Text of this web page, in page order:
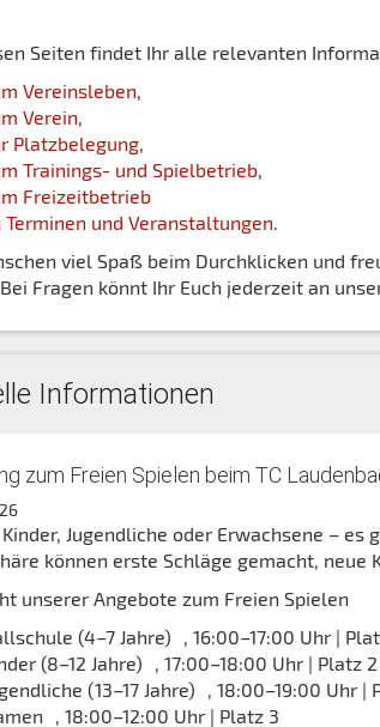
Seiten findet Ihr alle relevanten
Vereinsleben,
Verein,
Platzbelegung,
Trainings- und Spielbetrieb,
Freizeitbetrieb
Terminen und Veranstaltungen.
viel Spaß beim Durchklicken und
Fragen könnt Ihr Euch jederzeit an
Informationen
zum Freien Spielen beim TC
Kinder, Jugendliche oder Erwachsene –
können erste Schläge gemacht,
unserer Angebote zum Freien Spielen
(4–7 Jahre) , 16:00–17:00 Uhr |
(8–12 Jahre) , 17:00–18:00 Uhr | Platz 2
(13–17 Jahre) , 18:00–19:00 Uhr |
, 18:00–12:00 Uhr | Platz 3